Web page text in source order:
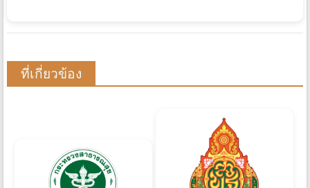
ที่เกี่ยวข้อง